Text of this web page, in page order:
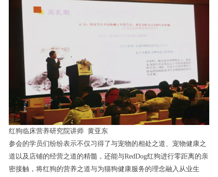
红狗临床营养研究院讲师 黄亚东
参会的学员们纷纷表示不仅习得了与宠物的相处之道、宠物健康之
道以及店铺的经营之道的精髓，还能与RedDog红狗进行零距离的亲
密接触，将红狗的营养之道与为猫狗健康服务的理念融入从业生